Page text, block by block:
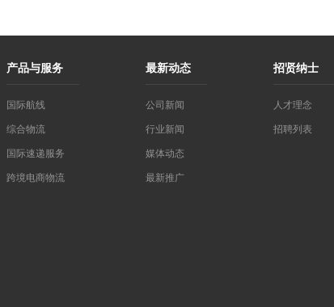
产品与服务
国际航线
综合物流
国际速递服务
跨境电商物流
最新动态
公司新闻
行业新闻
媒体动态
最新推广
招贤纳士
人才理念
招聘列表